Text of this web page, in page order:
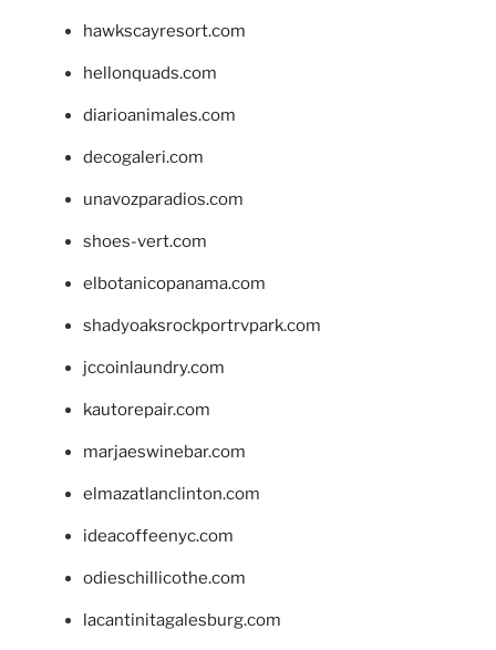
hawkscayresort.com
hellonquads.com
diarioanimales.com
decogaleri.com
unavozparadios.com
shoes-vert.com
elbotanicopanama.com
shadyoaksrockportrvpark.com
jccoinlaundry.com
kautorepair.com
marjaeswinebar.com
elmazatlanclinton.com
ideacoffeenyc.com
odieschillicothe.com
lacantinitagalesburg.com